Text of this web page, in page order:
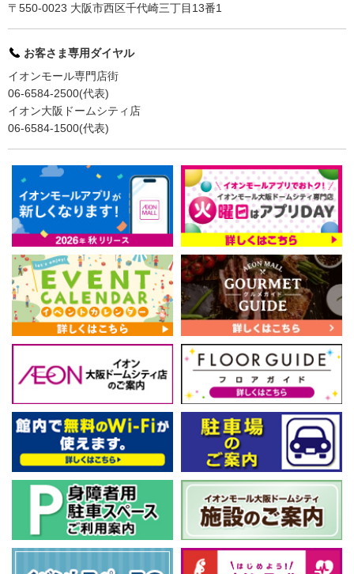
〒550-0023 大阪市西区千代崎三丁目13番1
お客さま専用ダイヤル
イオンモール専門店街
06-6584-2500(代表)
イオン大阪ドームシティ店
06-6584-1500(代表)